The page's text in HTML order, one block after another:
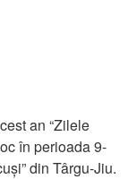
an “Zilele
în perioada 9-
din Târgu-Jiu.